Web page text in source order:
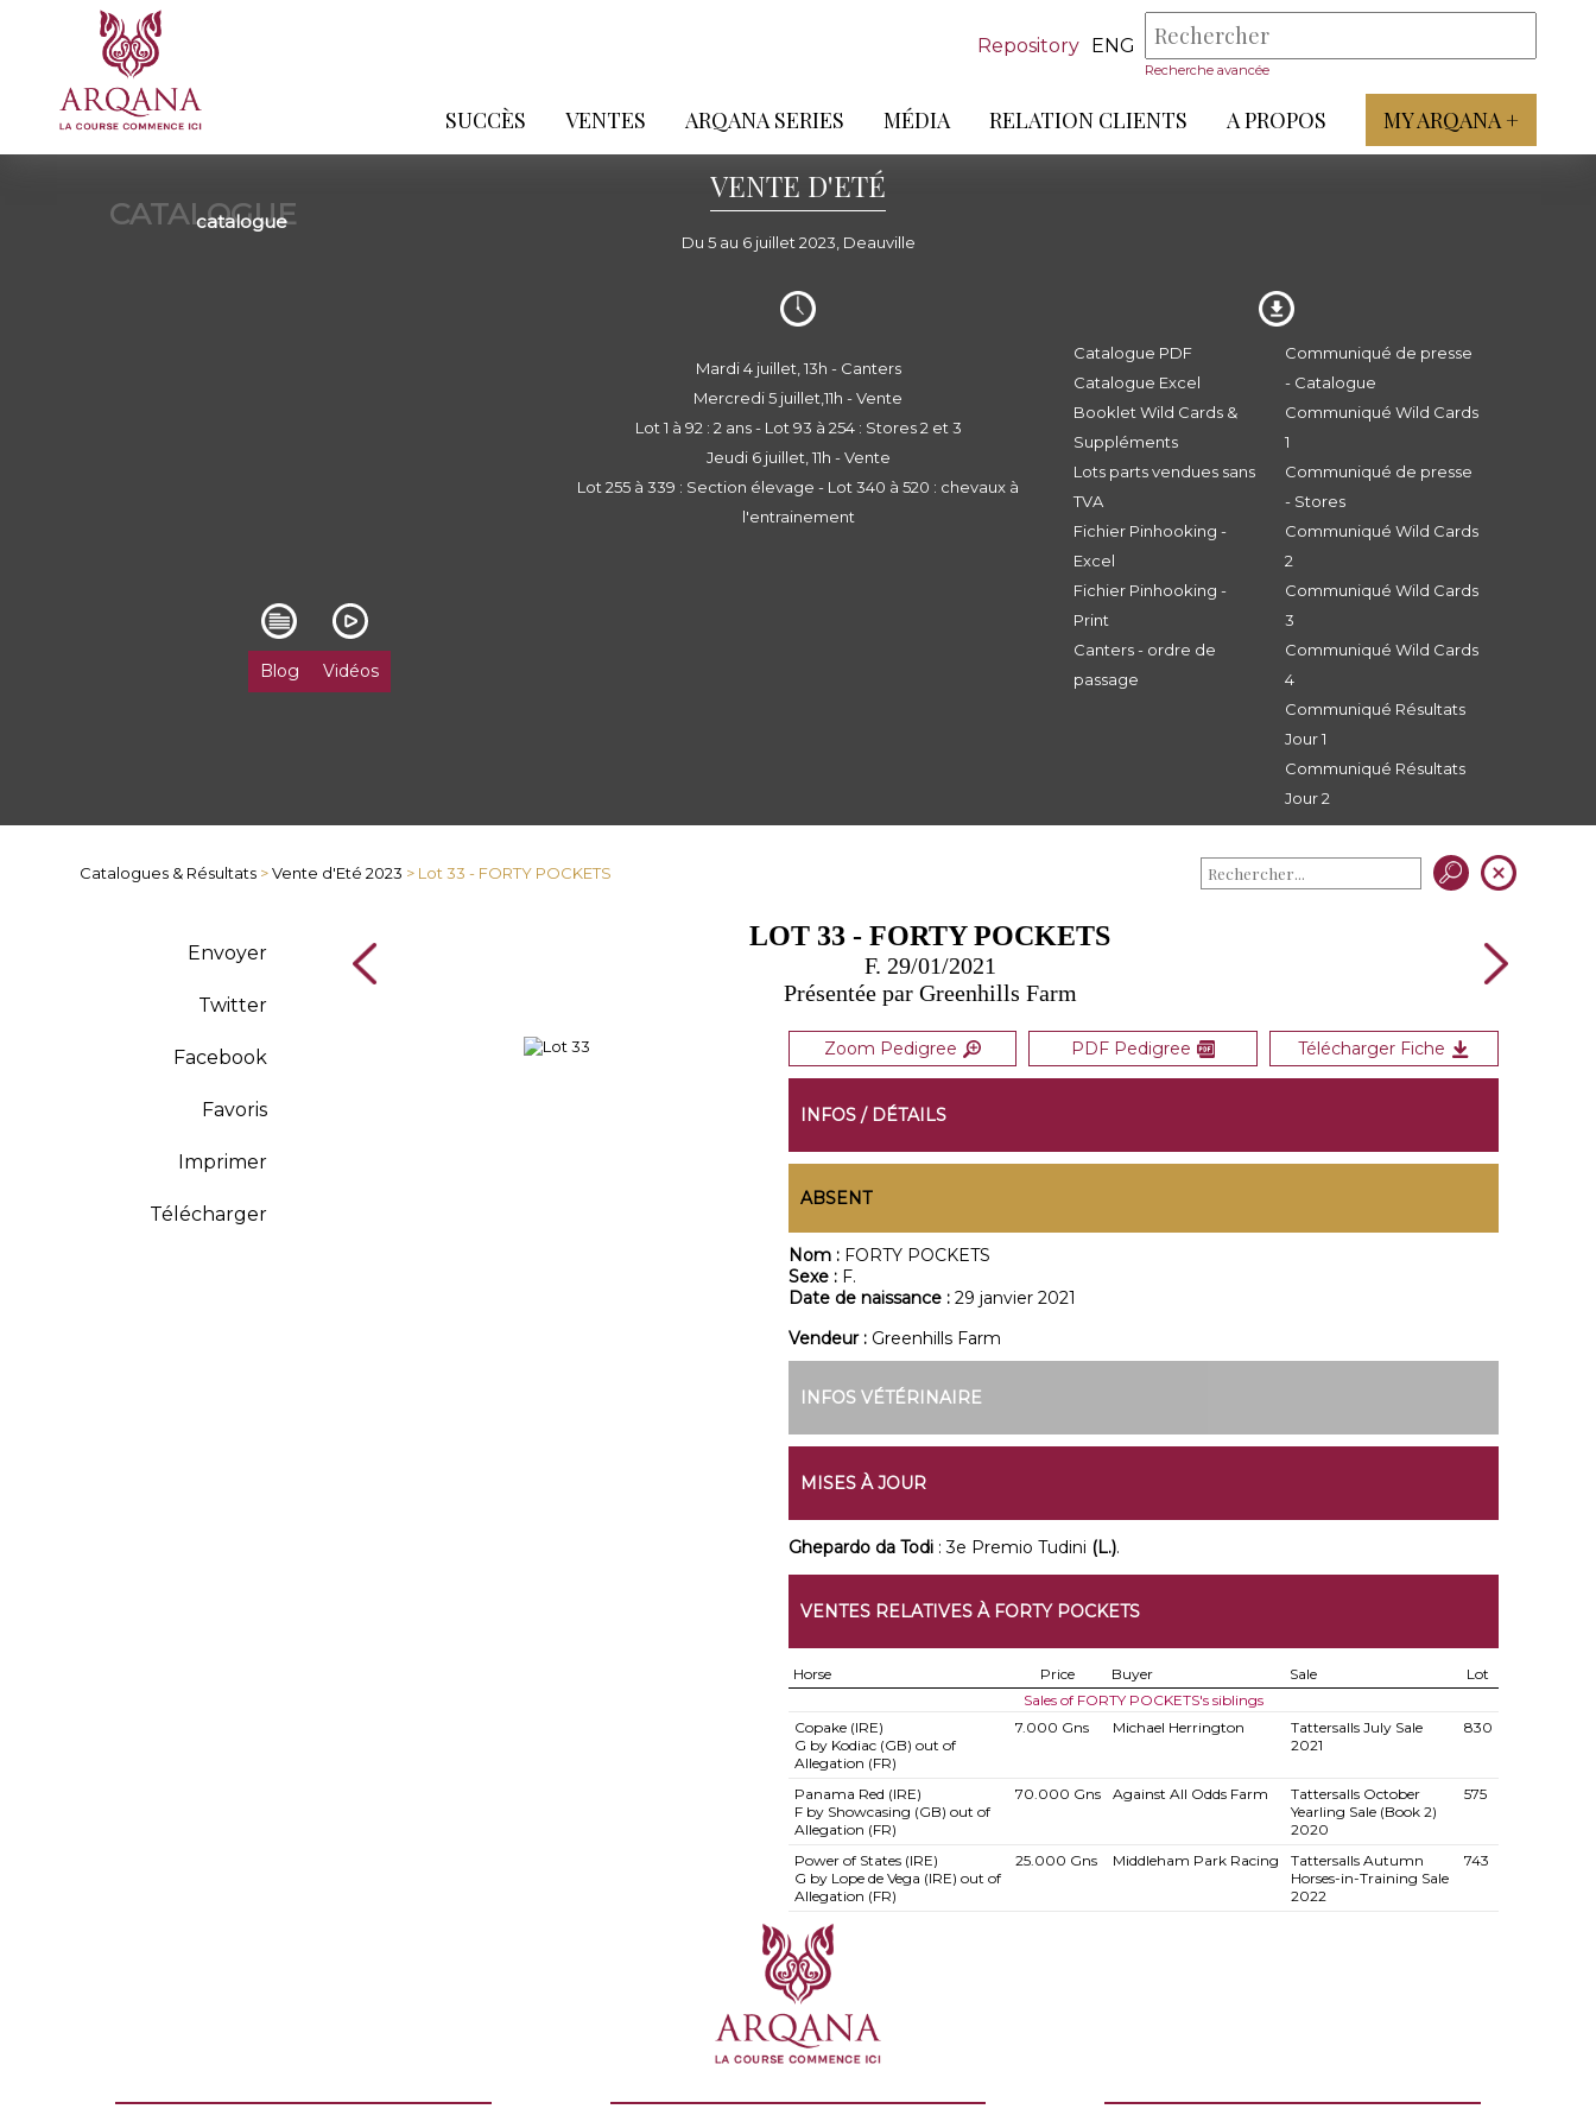
Repository ENG
Recherche avancée
SUCCÈS VENTES ARQANA SERIES MÉDIA RELATION CLIENTS A PROPOS MY ARQANA +
CATALOGUE
catalogue
VENTE D'ETÉ
Du 5 au 6 juillet 2023, Deauville
Blog Vidéos
Mardi 4 juillet, 13h - Canters
Mercredi 5 juillet,11h - Vente
Lot 1 à 92 : 2 ans - Lot 93 à 254 : Stores 2 et 3
Jeudi 6 juillet, 11h - Vente
Lot 255 à 339 : Section élevage - Lot 340 à 520 : chevaux à
l'entrainement
Catalogue PDF
Catalogue Excel
Booklet Wild Cards &
Suppléments
Lots parts vendues sans
TVA
Fichier Pinhooking -
Excel
Fichier Pinhooking -
Print
Canters - ordre de
passage
Communiqué de presse
- Catalogue
Communiqué Wild Cards
1
Communiqué de presse
- Stores
Communiqué Wild Cards
2
Communiqué Wild Cards
3
Communiqué Wild Cards
4
Communiqué Résultats
Jour 1
Communiqué Résultats
Jour 2
Catalogues & Résultats >Vente d'Eté 2023 > Lot 33 - FORTY POCKETS
Envoyer
Twitter
Facebook
Favoris
Imprimer
Télécharger
LOT 33 - FORTY POCKETS
F. 29/01/2021
Présentée par Greenhills Farm
Zoom Pedigree PDF Pedigree Télécharger Fiche
INFOS / DÉTAILS
ABSENT
Nom : FORTY POCKETS
Sexe : F.
Date de naissance : 29 janvier 2021
Vendeur : Greenhills Farm
INFOS VÉTÉRINAIRE
MISES À JOUR
Ghepardo da Todi: 3e Premio Tudini (L.).
VENTES RELATIVES À FORTY POCKETS
Horse Price Buyer Sale
Lot
Sales of FORTY POCKETS's siblings
Copake (IRE)
G by Kodiac (GB) out of
Allegation (FR)
7.000 Gns Michael Herrington
Tattersalls July Sale
2021
830
Panama Red (IRE)
F by Showcasing (GB) out of
Allegation (FR)
70.000 Gns Against All Odds Farm
Tattersalls October
Yearling Sale (Book 2)
2020
575
Power of States (IRE)
G by Lope de Vega (IRE) out of
Allegation (FR)
25.000 Gns Middleham Park Racing
Tattersalls Autumn
Horses-in-Training Sale
2022
743